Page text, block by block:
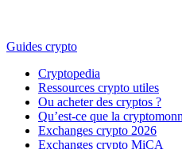
Guides crypto
Cryptopedia
Ressources crypto utiles
Ou acheter des cryptos ?
Qu’est-ce que la
Exchanges crypto 2026
Exchanges crypto MiCA